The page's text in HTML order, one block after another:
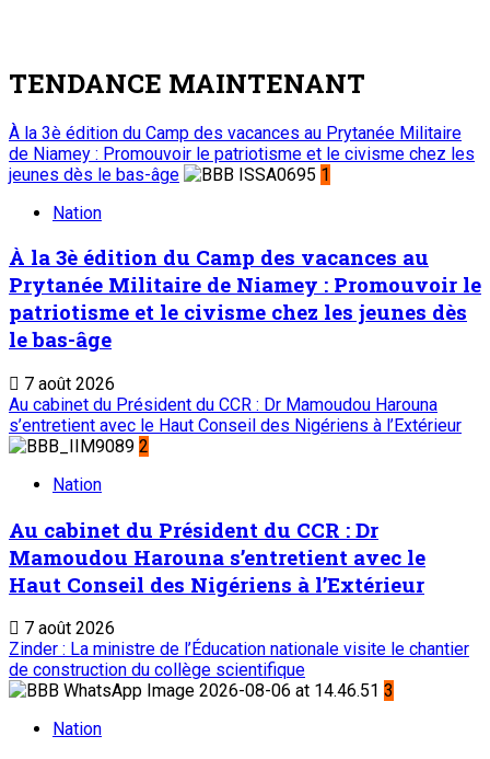
TENDANCE MAINTENANT
À la 3è édition du Camp des vacances au Prytanée Militaire
de Niamey : Promouvoir le patriotisme et le civisme chez les
jeunes dès le bas-âge
1
Nation
À la 3è édition du Camp des vacances au
Prytanée Militaire de Niamey : Promouvoir le
patriotisme et le civisme chez les jeunes dès
le bas-âge
7 août 2026
Au cabinet du Président du CCR : Dr Mamoudou Harouna
s’entretient avec le Haut Conseil des Nigériens à l’Extérieur
2
Nation
Au cabinet du Président du CCR : Dr
Mamoudou Harouna s’entretient avec le
Haut Conseil des Nigériens à l’Extérieur
7 août 2026
Zinder : La ministre de l’Éducation nationale visite le chantier
de construction du collège scientifique
3
Nation